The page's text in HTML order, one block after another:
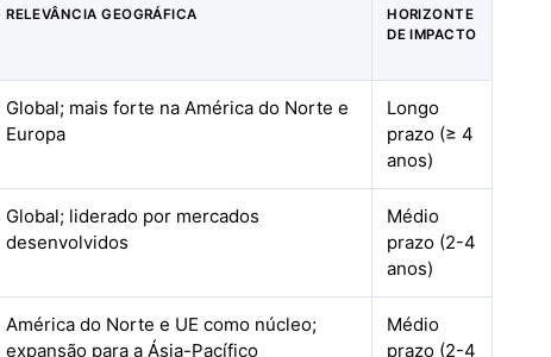
RELEVÂNCIA GEOGRÁFICA
HORIZONTE
DE IMPACTO
Global; mais forte na América do Norte e
Europa
Longo
prazo (≥ 4
anos)
Global; liderado por mercados
desenvolvidos
Médio
prazo (2-4
anos)
América do Norte e UE como núcleo;
expansão para a Ásia-Pacífico
Médio
prazo (2-4